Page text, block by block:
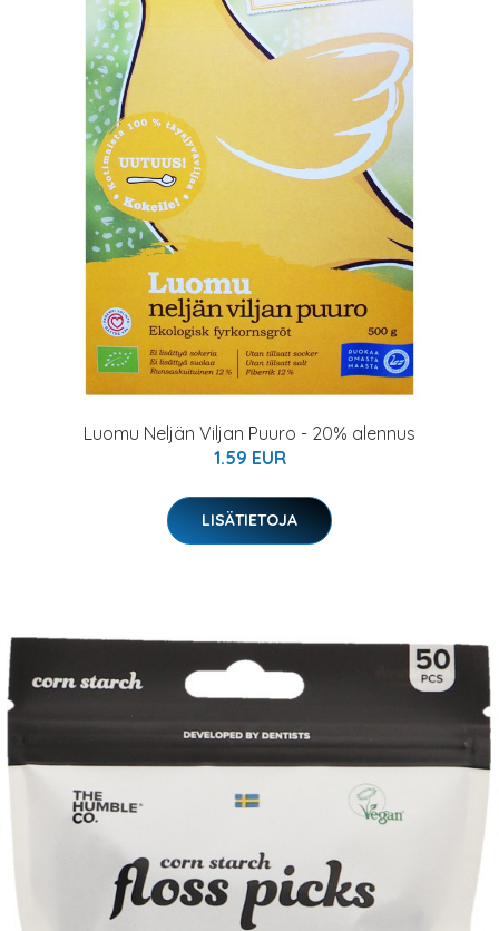
Luomu Neljän Viljan Puuro - 20% alennus
1.59 EUR
LISÄTIETOJA